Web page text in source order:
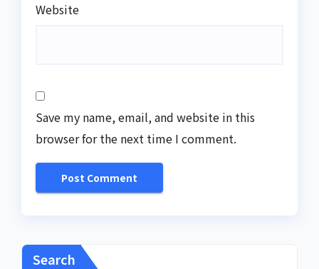
Website
Save my name, email, and website in this
browser for the next time I comment.
Search